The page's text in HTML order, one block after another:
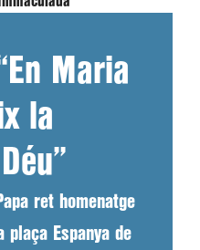
Maria
la
ret homenatge
Espanya de